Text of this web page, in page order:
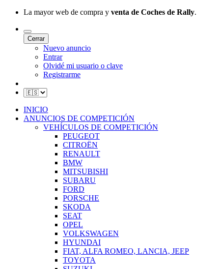
La mayor web de compra y venta de Coches de Rally.
Cerrar
Nuevo anuncio
Entrar
Olvidé mi usuario o clave
Registrarme
INICIO
ANUNCIOS DE COMPETICIÓN
VEHÍCULOS DE COMPETICIÓN
PEUGEOT
CITROËN
RENAULT
BMW
MITSUBISHI
SUBARU
FORD
PORSCHE
SKODA
SEAT
OPEL
VOLKSWAGEN
HYUNDAI
FIAT, ALFA ROMEO, LANCIA, JEEP
TOYOTA